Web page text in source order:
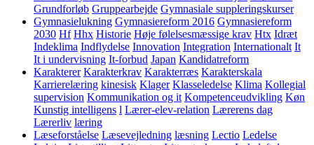
Grundforløb Gruppearbejde Gymnasiale suppleringskurser
Gymnasielukning Gymnasiereform 2016 Gymnasiereform
2030 Hf Hhx Historie Høje følelsesmæssige krav Htx Idræt
Indeklima Indflydelse Innovation Integration Internationalt It
It i undervisning It-forbud Japan Kandidatreform
Karakterer Karakterkrav Karakterræs Karakterskala
Karrierelæring kinesisk Klager Klasseledelse Klima Kollegial
supervision Kommunikation og it Kompetenceudvikling Køn
Kunstig intelligens l Lærer-elev-relation Lærerens dag
Lærerliv læring
Læseforståelse Læsevejledning læsning Lectio Ledelse